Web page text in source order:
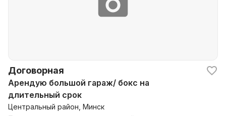
Договорная
Арендую большой гараж/ бокс на
длительный срок
Центральный район, Минск